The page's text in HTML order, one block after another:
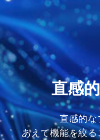
直感
直感的な
あえて機能を絞